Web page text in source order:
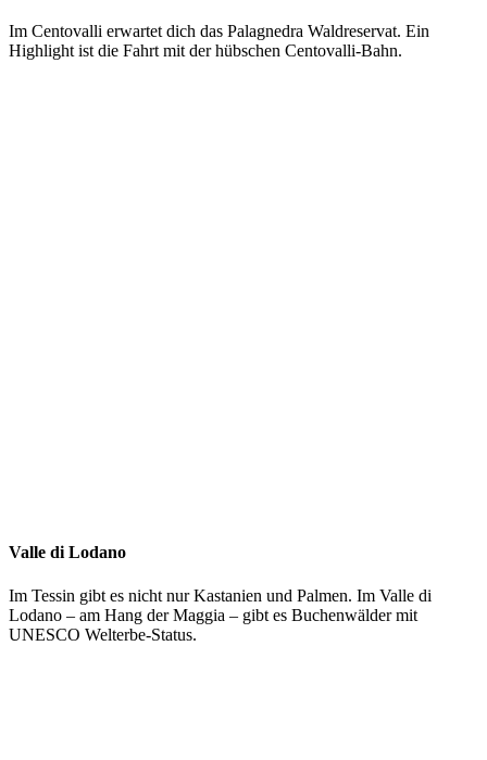
Im Centovalli erwartet dich das Palagnedra Waldreservat. Ein
Highlight ist die Fahrt mit der hübschen Centovalli-Bahn.
Valle di Lodano
Im Tessin gibt es nicht nur Kastanien und Palmen. Im Valle di
Lodano – am Hang der Maggia – gibt es Buchenwälder mit
UNESCO Welterbe-Status.